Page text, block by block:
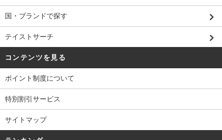
国・ブランドで探す
テイストサーチ
コンテンツを見る
ポイント制度について
特別割引サービス
サイトマップ